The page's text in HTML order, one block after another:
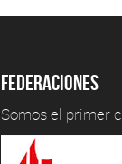
Federaciones
Somos el primer